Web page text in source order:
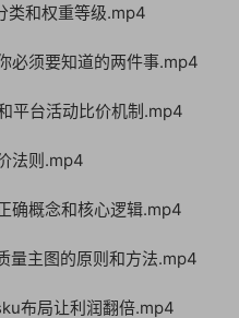
类和权重等级.mp4
必须要知道的两件事.mp4
平台活动比价机制.mp4
法则.mp4
确概念和核心逻辑.mp4
量主图的原则和方法.mp4
布局让利润翻倍.mp4